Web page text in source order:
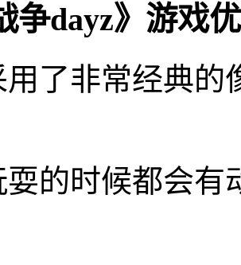
争dayz》游戏
用了非常经典
耍的时候都会